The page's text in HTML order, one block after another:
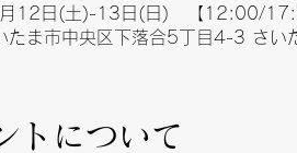
12日(土)-13日(日) 【12:00/
たま市中央区下落合5丁目4-3 さい
トについて